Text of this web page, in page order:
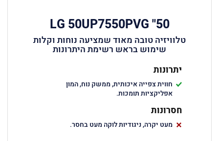
50" LG 50UP7550PVG
טלוויזיה טובה מאוד שמציעה נוחות וקלות
שימוש בראש רשימת היתרונות
יתרונות
חווית צפייה איכותית, ממשק נוח, המון
אפליקציות תומכות.
חסרונות
מעט יקרה, ניגודיות לוקה מעט בחסר.